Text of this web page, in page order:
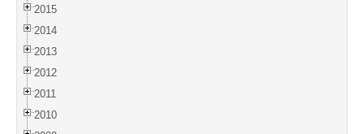
2015
2014
2013
2012
2011
2010